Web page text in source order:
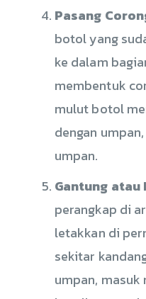
Pasang
botol yang
ke dalam
membentuk
mulut botol
dengan
umpan.
Gantung atau
perangkap di
letakkan di
sekitar
umpan, masuk